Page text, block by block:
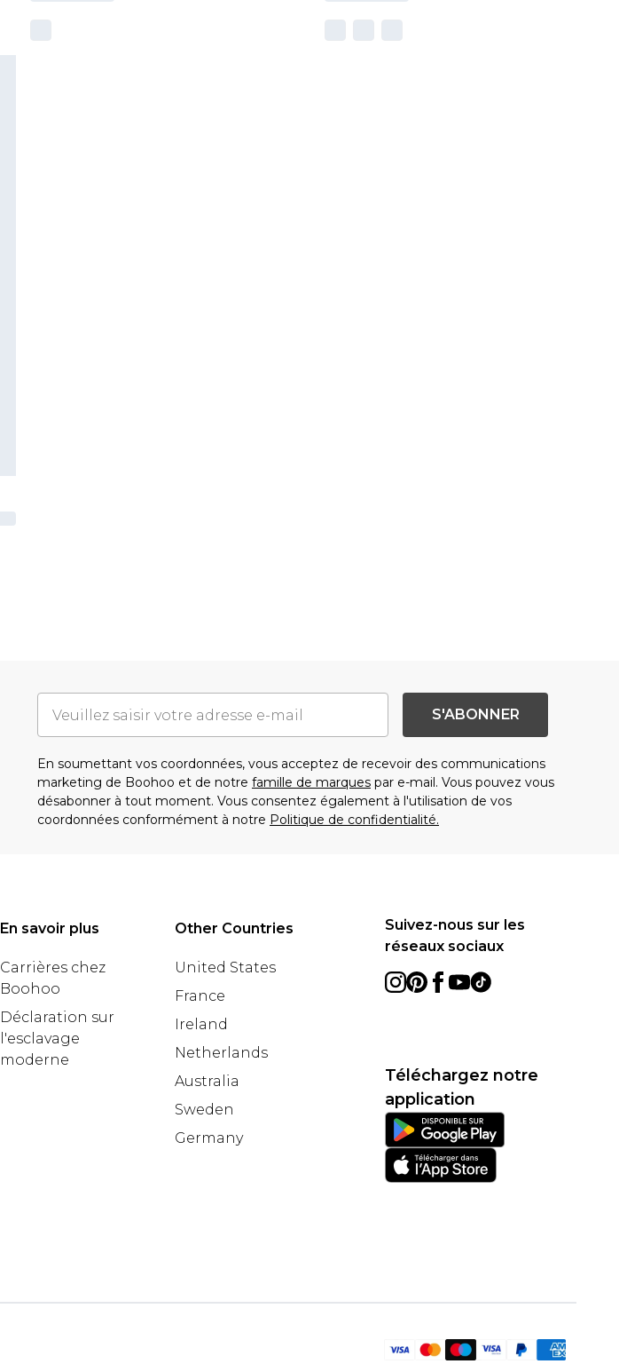
S'ABONNER
En soumettant vos coordonnées, vous acceptez de recevoir des communications
marketing de Boohoo et de notre famille de marques par e-mail. Vous pouvez vous
désabonner à tout moment. Vous consentez également à l'utilisation de vos
coordonnées conformément à notre Politique de confidentialité.
En savoir plus
Carrières chez
Boohoo
Déclaration sur
l'esclavage
moderne
Other Countries
United States
France
Ireland
Netherlands
Australia
Sweden
Germany
Suivez-nous sur les
réseaux sociaux
Téléchargez notre
application